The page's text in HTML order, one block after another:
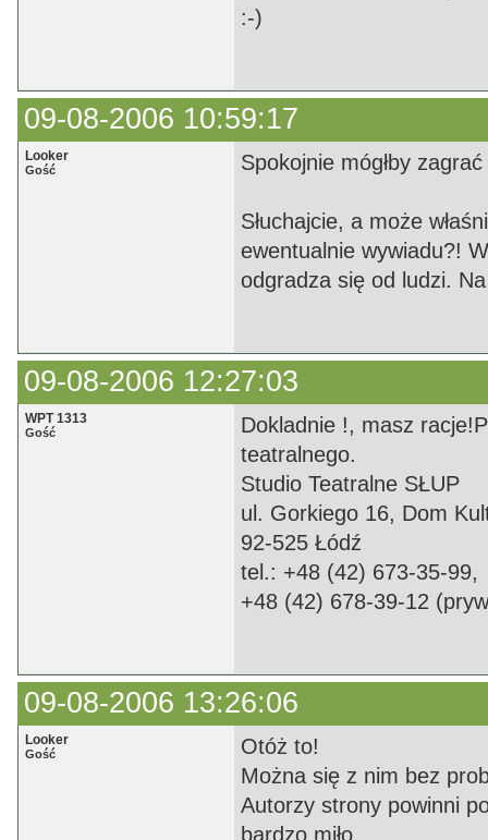
:-)
09-08-2006 10:59:17
Looker
Gość Spokojnie mógłby
Słuchajcie, a może
ewentualnie wywiadu?!
odgradza się od ludzi.
09-08-2006 12:27:03
WPT 1313
Gość
Dokladnie !, masz
teatralnego.
Studio Teatralne SŁUP
ul. Gorkiego 16, Dom
92-525 Łódź
tel.: +48 (42) 673-35-99,
+48 (42) 678-39-12
09-08-2006 13:26:06
Looker
Gość
Otóż to!
Można się z nim bez
Autorzy strony powinni
bardzo miło.